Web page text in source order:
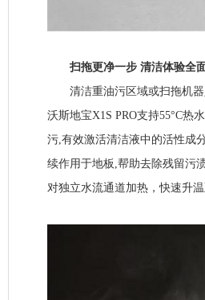
扫拖更净一步 清洁体验全
清洁重油污区域或扫拖机器
沃斯地宝X1S PRO支持55°C热
污,有效激活清洁液中的活性成
续作用于地板,帮助去除残留污
对独立水流通道加热，快速升温